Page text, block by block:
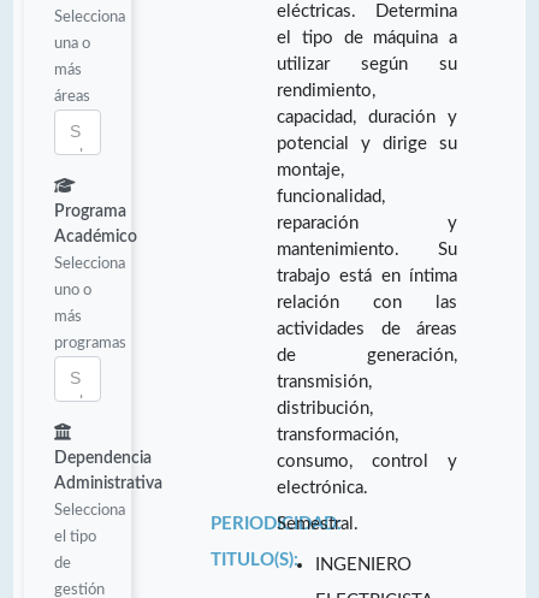
Selecciona
una o
más
áreas
Programa
Académico
Selecciona
uno o
más
programas
Dependencia
Administrativa
Selecciona
el tipo
de
gestión
eléctricas. Determina
el tipo de máquina a
utilizar según su
rendimiento,
capacidad, duración y
potencial y dirige su
montaje,
funcionalidad,
reparación y
mantenimiento. Su
trabajo está en íntima
relación con las
actividades de áreas
de generación,
transmisión,
distribución,
transformación,
consumo, control y
electrónica.
PERIODICIDAD:
Semestral.
TITULO(S):
INGENIERO